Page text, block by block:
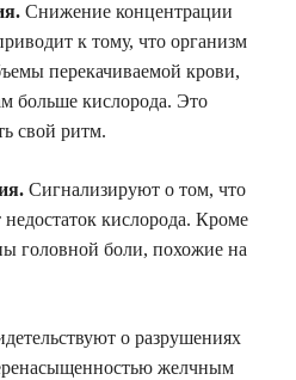
Снижение концентрации
к тому, что организм
перекачиваемой крови,
больше кислорода. Это
свой ритм.
Сигнализируют о том, что
кислорода. Кроме
головной боли, похожие на
о разрушениях
желчным